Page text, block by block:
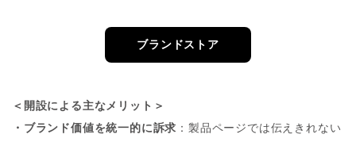
ブランドストア
＜開設による主なメリット＞
・ブランド価値を統一的に訴求 ：製品ページでは伝えきれない